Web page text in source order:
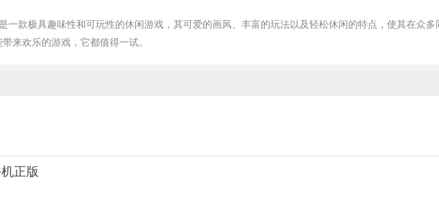
一款极具趣味性和可玩性的休闲游戏，其可爱的画风、丰富的玩法以及轻松休闲的特点，使其在众多
来欢乐的游戏，它都值得一试。
正版